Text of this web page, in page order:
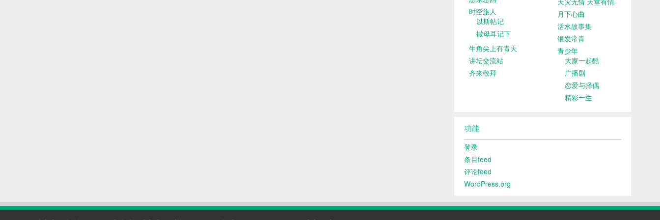
时空旅人
以斯帖记
撒母耳记下
牛角尖上有青天
讲坛交流站
齐来敬拜
月下心曲
活水故事集
银发常青
青少年
大家一起酷
广播剧
恋爱与择偶
精彩一生
功能
登录
条目feed
评论feed
WordPress.org